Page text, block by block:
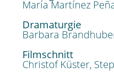
María Martínez
Dramaturgie
Barbara
Filmschnitt
Christof Küster,